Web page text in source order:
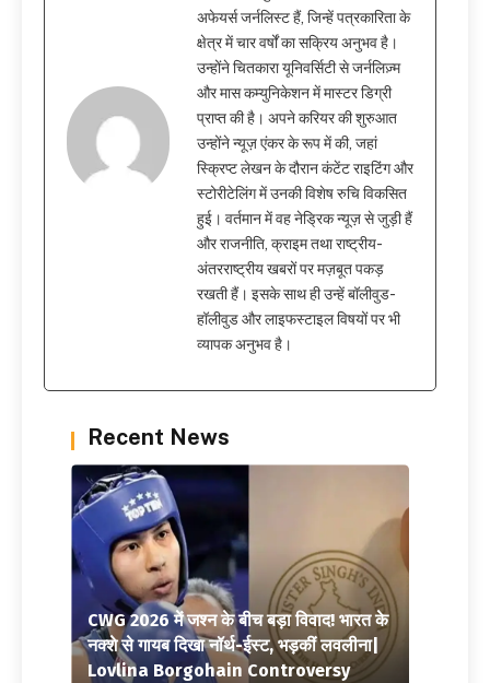
अफेयर्स जर्नलिस्ट हैं, जिन्हें पत्रकारिता के
क्षेत्र में चार वर्षों का सक्रिय अनुभव है।
उन्होंने चितकारा यूनिवर्सिटी से जर्नलिज़्म
और मास कम्युनिकेशन में मास्टर डिग्री
प्राप्त की है। अपने करियर की शुरुआत
उन्होंने न्यूज़ एंकर के रूप में की, जहां
स्क्रिप्ट लेखन के दौरान कंटेंट राइटिंग और
स्टोरीटेलिंग में उनकी विशेष रुचि विकसित
हुई। वर्तमान में वह नेड्रिक न्यूज़ से जुड़ी हैं
और राजनीति, क्राइम तथा राष्ट्रीय-
अंतरराष्ट्रीय खबरों पर मज़बूत पकड़
रखती हैं। इसके साथ ही उन्हें बॉलीवुड-
हॉलीवुड और लाइफस्टाइल विषयों पर भी
व्यापक अनुभव है।
Recent News
CWG 2026 में जश्न के बीच बड़ा विवाद! भारत के
नक्शे से गायब दिखा नॉर्थ-ईस्ट, भड़कीं लवलीना|
Lovlina Borgohain Controversy